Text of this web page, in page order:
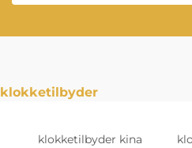
klokketilbyder
klokketilbyder kina